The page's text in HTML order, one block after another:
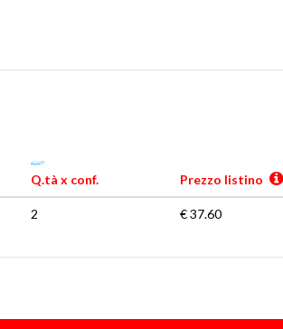
Q.tà x conf. Prezzo listino
2 € 37.60